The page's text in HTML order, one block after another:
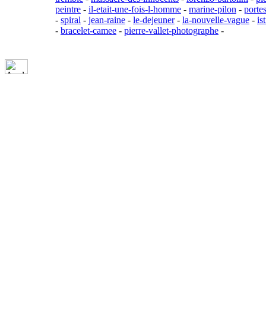
peintre - il-etait-une-fois-l-homme - marine-pilon -
- spiral - jean-raine - le-dejeuner- la-nouvelle-vague -
- bracelet-camee - pierre-vallet-photographe -